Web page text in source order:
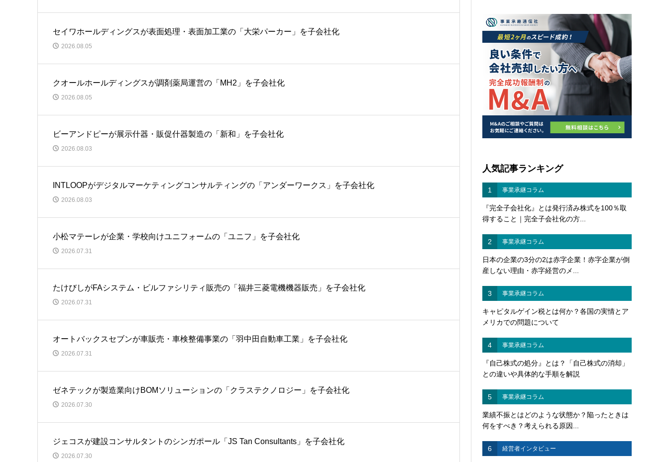
セイワホールディングスが表面処理・表面加工業の「大栄パーカー」を子会社化
2026.08.05
クオールホールディングスが調剤薬局運営の「MH2」を子会社化
2026.08.05
ビーアンドピーが展示什器・販促什器製造の「新和」を子会社化
2026.08.03
INTLOOPがデジタルマーケティングコンサルティングの「アンダーワークス」を子会社化
2026.08.03
小松マテーレが企業・学校向けユニフォームの「ユニフ」を子会社化
2026.07.31
たけびしがFAシステム・ビルファシリティ販売の「福井三菱電機機器販売」を子会社化
2026.07.31
オートバックスセブンが車販売・車検整備事業の「羽中田自動車工業」を子会社化
2026.07.31
ゼネテックが製造業向けBOMソリューションの「クラステクノロジー」を子会社化
2026.07.30
ジェコスが建設コンサルタントのシンガポール「JS Tan Consultants」を子会社化
2026.07.30
人気記事ランキング
1 事業承継コラム
『完全子会社化』とは発行済み株式を100％取
得すること｜完全子会社化の方...
2 事業承継コラム
日本の企業の3分の2は赤字企業！赤字企業が倒
産しない理由・赤字経営のメ...
3 事業承継コラム
キャピタルゲイン税とは何か？各国の実情とア
メリカでの問題について
4 事業承継コラム
『自己株式の処分』とは？「自己株式の消却」
との違いや具体的な手順を解説
5 事業承継コラム
業績不振とはどのような状態か？陥ったときは
何をすべき？考えられる原因...
6 経営者インタビュー